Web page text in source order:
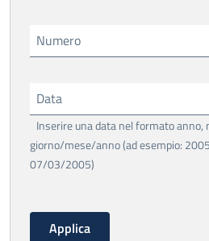
Numero
Data
Inserire una data nel formato anno,
giorno/mese/anno (ad esempio:
07/03/2005)